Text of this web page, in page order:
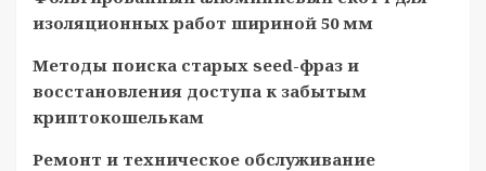
изоляционных работ шириной 50 мм
Методы поиска старых seed-фраз и
восстановления доступа к забытым
криптокошелькам
Ремонт и техническое обслуживание